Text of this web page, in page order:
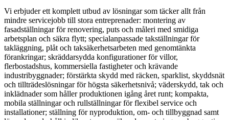
Vi erbjuder ett komplett utbud av lösningar som täcker allt från
mindre servicejobb till stora entreprenader: montering av
fasadställningar för renovering, puts och måleri med smidiga
arbetsplan och säkra flytt; specialanpassade takställningar för
takläggning, plåt och taksäkerhetsarbeten med genomtänkta
förankringar; skräddarsydda konfigurationer för villor,
flerbostadshus, kommersiella fastigheter och krävande
industribyggnader; förstärkta skydd med räcken, sparklist, skyddsnät
och tillträdeslösningar för högsta säkerhetsnivå; väderskydd, tak och
inklädnader som håller produktionen igång året runt; kompakta,
mobila ställningar och rullställningar för flexibel service och
installationer; ställning för nyproduktion, om- och tillbyggnad samt